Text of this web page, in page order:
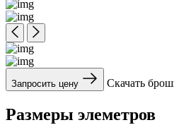
Запросить цену Скачать
Размеры элеметров